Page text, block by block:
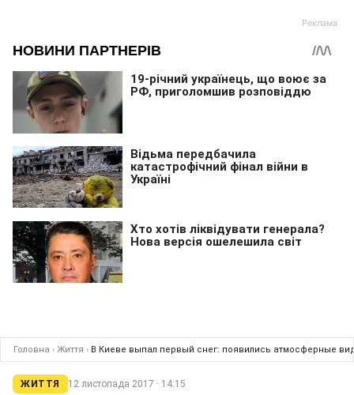
Головна › Життя › В Киеве выпал первый снег: появились атмосферные
ЖИТТЯ 12 листопада 2017 · 14:15